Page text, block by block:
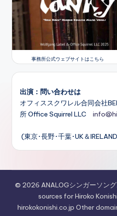
事務所公式ウェブサイトはこちら
出演：問い合わせは
オフィススクワレル合同会社
所 Office Squirrel LLC
(東京･長野･千葉･UK＆
© 2026 ANALOGシンガーソン
sources for Hiroko
hirokokonishi.co.jp Other